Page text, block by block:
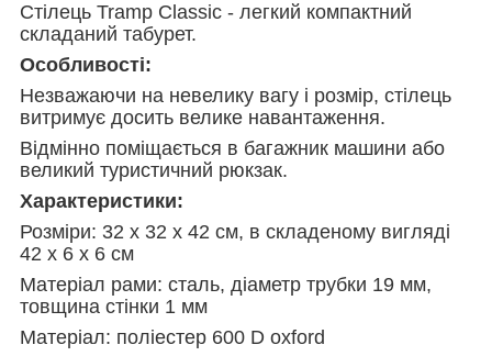
Стілець Tramp Classic - легкий компактний
складаний табурет.
Особливості:
Незважаючи на невелику вагу і розмір, стілець
витримує досить велике навантаження.
Відмінно поміщається в багажник машини або
великий туристичний рюкзак.
Характеристики:
Розміри: 32 х 32 х 42 см, в складеному вигляді
42 х 6 х 6 см
Матеріал рами: сталь, діаметр трубки 19 мм,
товщина стінки 1 мм
Матеріал: поліестер 600 D oxford